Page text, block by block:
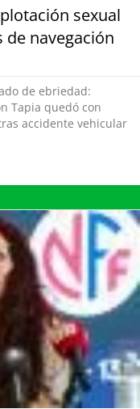
sexual
de navegación
de ebriedad:
Tapia quedó con
accidente vehicular